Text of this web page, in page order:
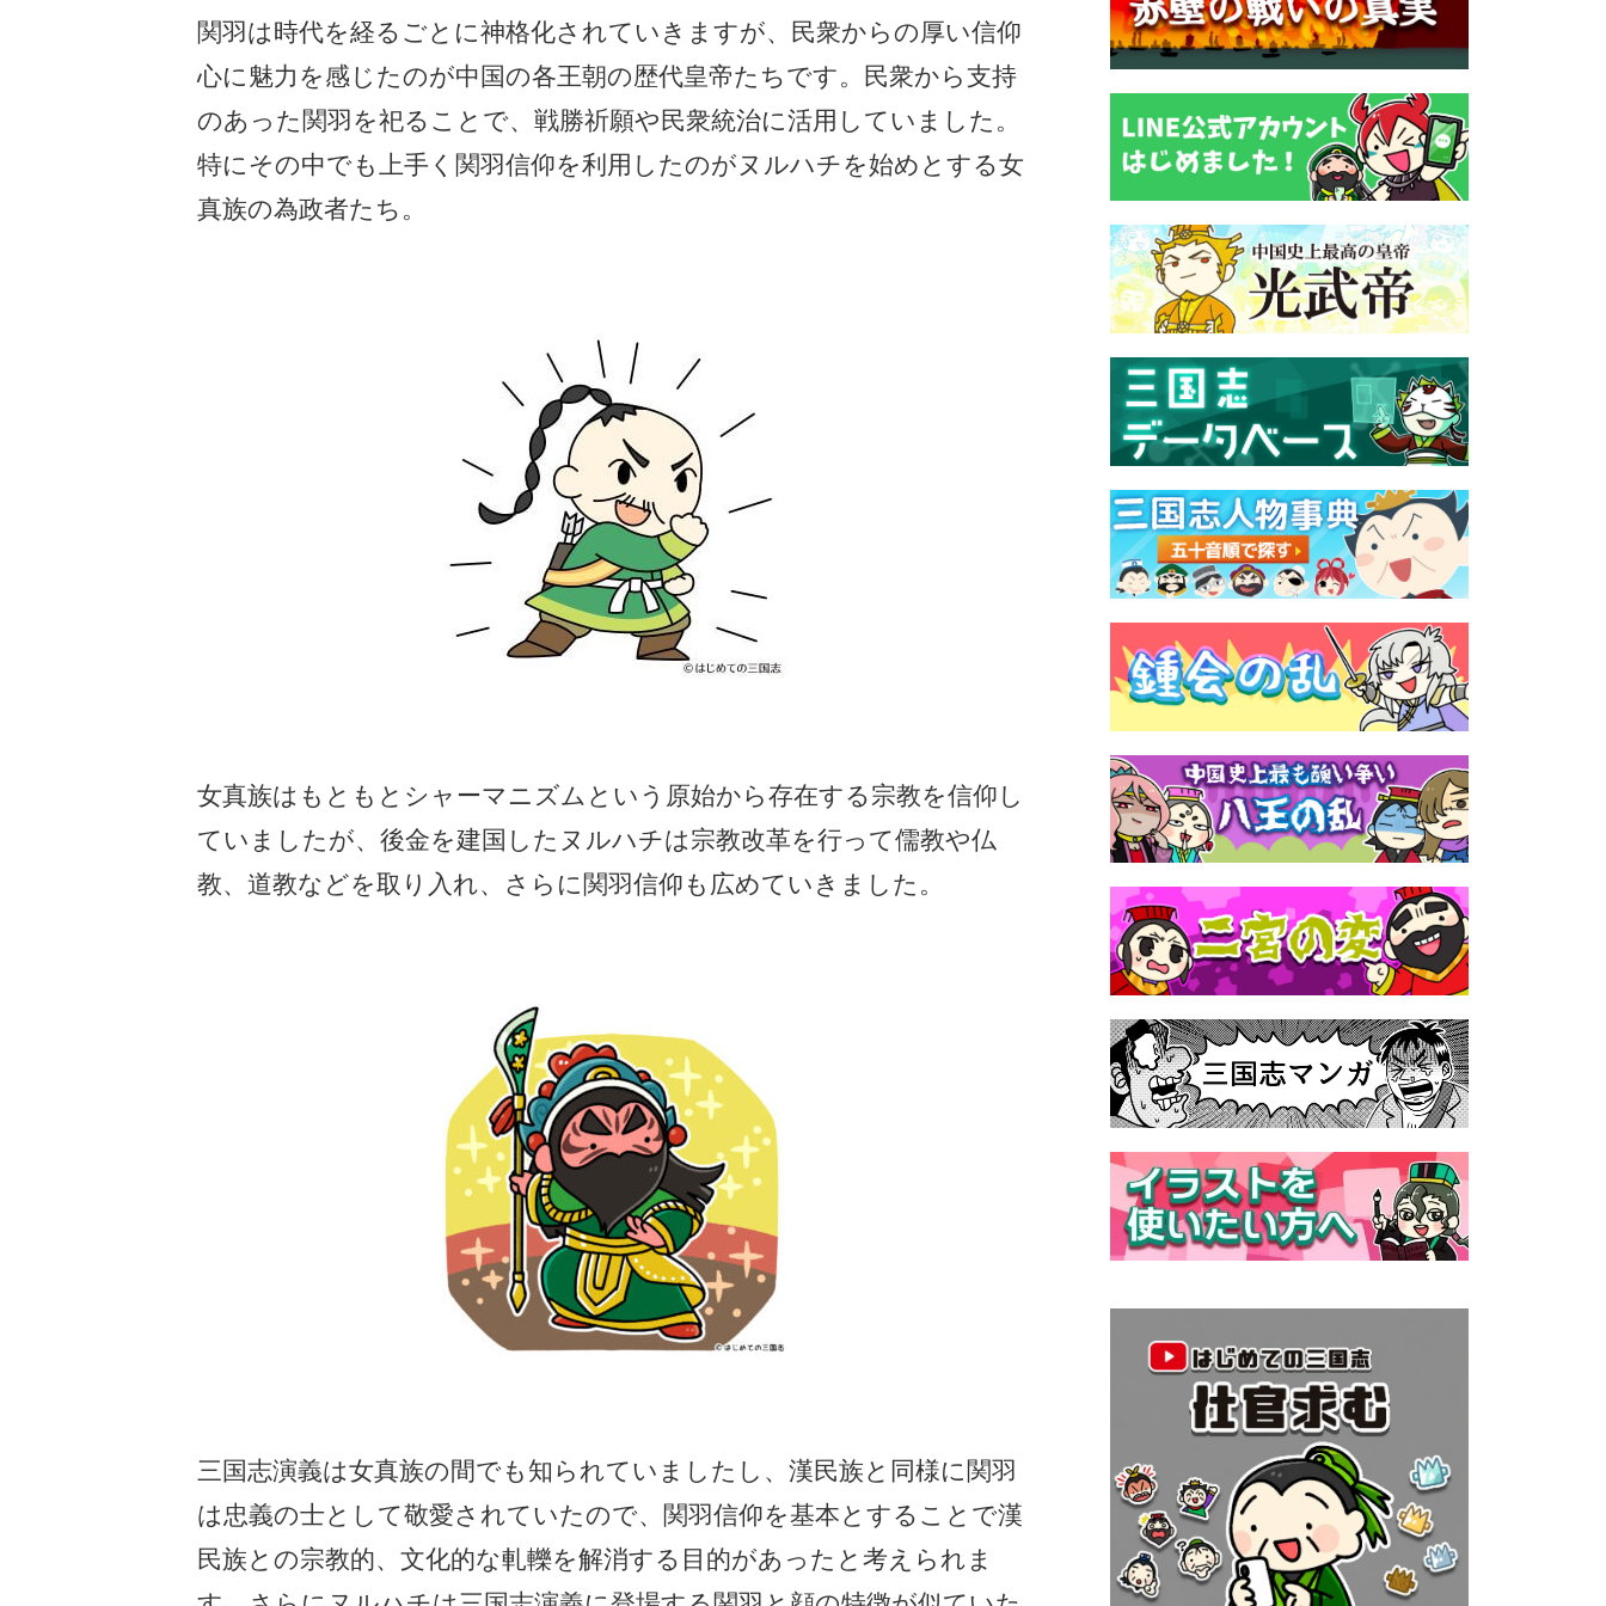
関羽は時代を経るごとに神格化されていきますが、民衆からの厚い信仰
心に魅力を感じたのが中国の各王朝の歴代皇帝たちです。民衆から支持
のあった関羽を祀ることで、戦勝祈願や民衆統治に活用していました。
特にその中でも上手く関羽信仰を利用したのがヌルハチを始めとする女
真族の為政者たち。
女真族はもともとシャーマニズムという原始から存在する宗教を信仰し
ていましたが、後金を建国したヌルハチは宗教改革を行って儒教や仏
教、道教などを取り入れ、さらに関羽信仰も広めていきました。
三国志演義は女真族の間でも知られていましたし、漢民族と同様に関羽
は忠義の士として敬愛されていたので、関羽信仰を基本とすることで漢
民族との宗教的、文化的な軋轢を解消する目的があったと考えられま